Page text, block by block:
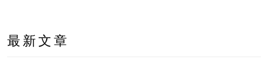
最新文章